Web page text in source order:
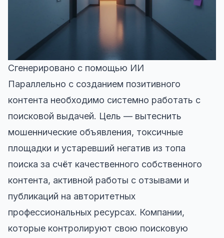
Сгенерировано с помощью ИИ
Параллельно с созданием позитивного
контента необходимо системно работать с
поисковой выдачей. Цель — вытеснить
мошеннические объявления, токсичные
площадки и устаревший негатив из топа
поиска за счёт качественного собственного
контента, активной работы с отзывами и
публикаций на авторитетных
профессиональных ресурсах. Компании,
которые контролируют свою поисковую